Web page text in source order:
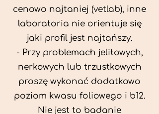
cenowo najtaniej (vetlab), inne
laboratoria nie orientuje się
jaki profil jest najtańszy.
- Przy problemach jelitowych,
nerkowych lub trzustkowych
proszę wykonać dodatkowo
poziom kwasu foliowego i b12.
Nie jest to badanie